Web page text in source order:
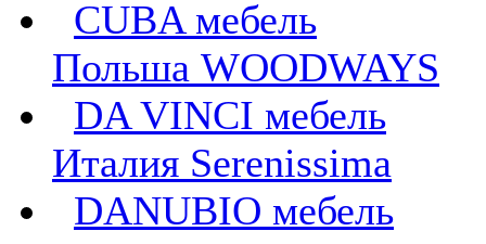
CUBA мебель
Польша WOODWAYS
DA VINCI мебель
Италия Serenissima
DANUBIO мебель